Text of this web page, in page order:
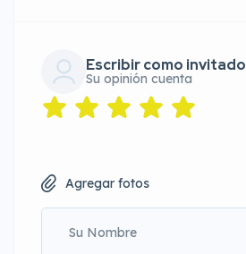
Escribir como invitado
Su opinión cuenta
Agregar fotos